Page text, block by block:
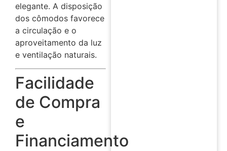
elegante. A disposição
dos cômodos favorece
a circulação e o
aproveitamento da luz
e ventilação naturais.
Facilidade
de Compra
e
Financiamento